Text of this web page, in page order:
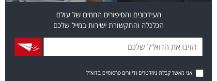
העידכונים והסיפורים החמים של עולם
הכלכלה והתקשורת ישירות במייל שלכם
אני מאשר קבלת ניוזלטרים ודיוורים פרסומיים בדוא"ל